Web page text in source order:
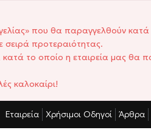
που θα παραγγελθούν κατά
προτεραιότητας.
το οποίο η εταιρεία μας θα
καλοκαίρι!
ΑΝΤΑΓΩΝΙΣΤΙΚΈΣ ΤΙΜΈΣ
Εταιρεία Χρήσιμοι Οδηγοί Άρθρα